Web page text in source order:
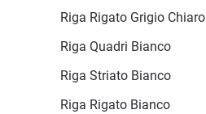
Riga Rigato Grigio Chiaro
Riga Quadri Bianco
Riga Striato Bianco
Riga Rigato Bianco